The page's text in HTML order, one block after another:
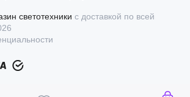
светотехники с доставкой по всей